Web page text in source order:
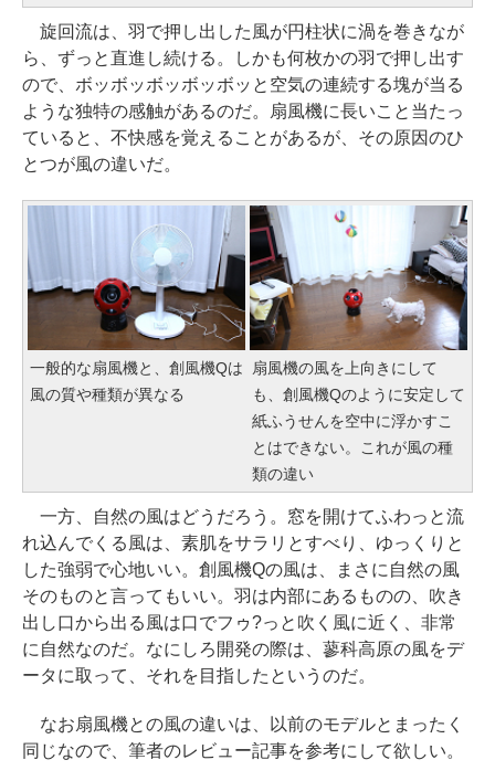
旋回流は、羽で押し出した風が円柱状に渦を巻きなが
ら、ずっと直進し続ける。しかも何枚かの羽で押し出す
ので、ボッボッボッボッボッと空気の連続する塊が当る
ような独特の感触があるのだ。扇風機に長いこと当たっ
ていると、不快感を覚えることがあるが、その原因のひ
とつが風の違いだ。
一般的な扇風機と、創風機Qは
風の質や種類が異なる
扇風機の風を上向きにして
も、創風機Qのように安定して
紙ふうせんを空中に浮かすこ
とはできない。これが風の種
類の違い
一方、自然の風はどうだろう。窓を開けてふわっと流
れ込んでくる風は、素肌をサラリとすべり、ゆっくりと
した強弱で心地いい。創風機Qの風は、まさに自然の風
そのものと言ってもいい。羽は内部にあるものの、吹き
出し口から出る風は口でフゥ?っと吹く風に近く、非常
に自然なのだ。なにしろ開発の際は、蓼科高原の風をデ
ータに取って、それを目指したというのだ。
なお扇風機との風の違いは、以前のモデルとまったく
同じなので、筆者のレビュー記事を参考にして欲しい。